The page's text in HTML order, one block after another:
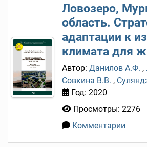
Ловозеро,
область.
адаптации к
климата для
Автор: Данилов А.Ф. ,
Совкина В.В. ,
Год: 2020
Просмотры: 2276
Комментарии